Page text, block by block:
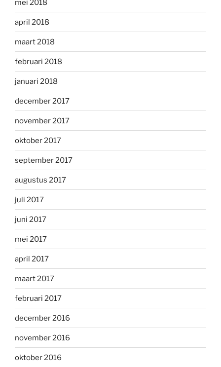
mei 2018
april 2018
maart 2018
februari 2018
januari 2018
december 2017
november 2017
oktober 2017
september 2017
augustus 2017
juli 2017
juni 2017
mei 2017
april 2017
maart 2017
februari 2017
december 2016
november 2016
oktober 2016